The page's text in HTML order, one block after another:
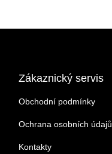
Zákaznický servis
Obchodní podmínky
Ochrana osobních údajů
Kontakty